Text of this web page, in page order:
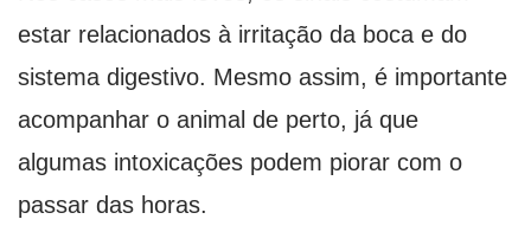
estar relacionados à irritação da boca e do
sistema digestivo. Mesmo assim, é importante
acompanhar o animal de perto, já que
algumas intoxicações podem piorar com o
passar das horas.